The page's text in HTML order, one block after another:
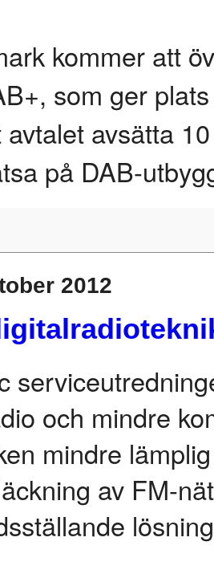
kommer att
som ger
avtalet avsätta
på DAB-
2012
och mindre
mindre
av FM-